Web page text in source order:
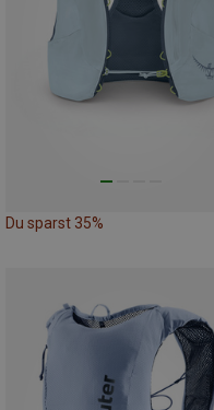
Du sparst 35%